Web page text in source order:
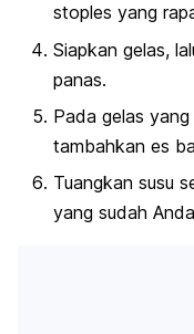
stoples yang
Siapkan gelas,
panas.
Pada gelas
tambahkan es
Tuangkan susu
yang sudah